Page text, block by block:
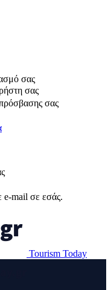
σας
σας
σας
e-mail σε εσάς.
Tourism Today